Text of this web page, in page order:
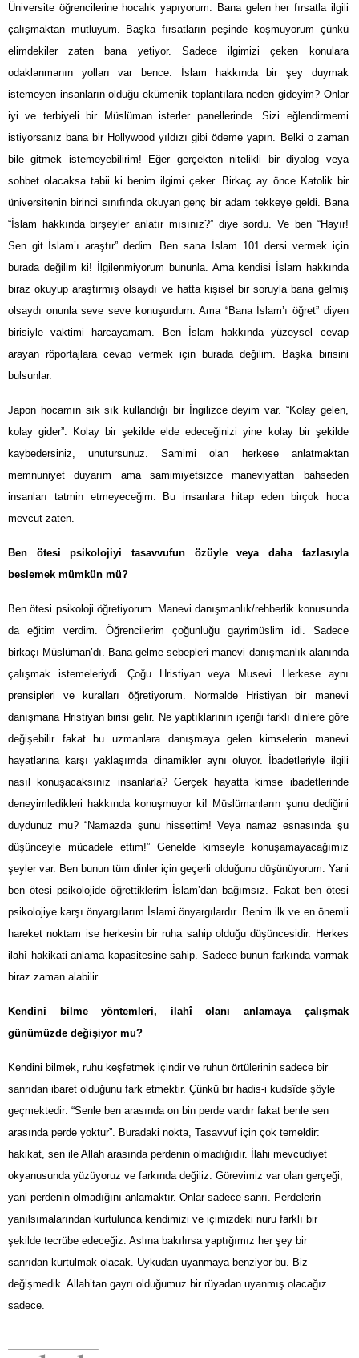
Üniversite öğrencilerine hocalık yapıyorum. Bana gelen her fırsatla ilgili
çalışmaktan mutluyum. Başka fırsatların peşinde koşmuyorum çünkü
elimdekiler zaten bana yetiyor. Sadece ilgimizi çeken konulara
odaklanmanın yolları var bence. İslam hakkında bir şey duymak
istemeyen insanların olduğu ekümenik toplantılara neden gideyim? Onlar
iyi ve terbiyeli bir Müslüman isterler panellerinde. Sizi eğlendirmemi
istiyorsanız bana bir Hollywood yıldızı gibi ödeme yapın. Belki o zaman
bile gitmek istemeyebilirim! Eğer gerçekten nitelikli bir diyalog veya
sohbet olacaksa tabii ki benim ilgimi çeker. Birkaç ay önce Katolik bir
üniversitenin birinci sınıfında okuyan genç bir adam tekkeye geldi. Bana
“İslam hakkında birşeyler anlatır mısınız?” diye sordu. Ve ben “Hayır!
Sen git İslam’ı araştır” dedim. Ben sana İslam 101 dersi vermek için
burada değilim ki! İlgilenmiyorum bununla. Ama kendisi İslam hakkında
biraz okuyup araştırmış olsaydı ve hatta kişisel bir soruyla bana gelmiş
olsaydı onunla seve seve konuşurdum. Ama “Bana İslam’ı öğret” diyen
birisiyle vaktimi harcayamam. Ben İslam hakkında yüzeysel cevap
arayan röportajlara cevap vermek için burada değilim. Başka birisini
bulsunlar.
Japon hocamın sık sık kullandığı bir İngilizce deyim var. “Kolay gelen,
kolay gider”. Kolay bir şekilde elde edeceğinizi yine kolay bir şekilde
kaybedersiniz, unutursunuz. Samimi olan herkese anlatmaktan
memnuniyet duyarım ama samimiyetsizce maneviyattan bahseden
insanları tatmin etmeyeceğim. Bu insanlara hitap eden birçok hoca
mevcut zaten.
Ben ötesi psikolojiyi tasavvufun özüyle veya daha fazlasıyla
beslemek mümkün mü?
Ben ötesi psikoloji öğretiyorum. Manevi danışmanlık/rehberlik konusunda
da eğitim verdim. Öğrencilerim çoğunluğu gayrimüslim idi. Sadece
birkaçı Müslüman’dı. Bana gelme sebepleri manevi danışmanlık alanında
çalışmak istemeleriydi. Çoğu Hristiyan veya Musevi. Herkese aynı
prensipleri ve kuralları öğretiyorum. Normalde Hristiyan bir manevi
danışmana Hristiyan birisi gelir. Ne yaptıklarının içeriği farklı dinlere göre
değişebilir fakat bu uzmanlara danışmaya gelen kimselerin manevi
hayatlarına karşı yaklaşımda dinamikler aynı oluyor. İbadetleriyle ilgili
nasıl konuşacaksınız insanlarla? Gerçek hayatta kimse ibadetlerinde
deneyimledikleri hakkında konuşmuyor ki! Müslümanların şunu dediğini
duydunuz mu? “Namazda şunu hissettim! Veya namaz esnasında şu
düşünceyle mücadele ettim!” Genelde kimseyle konuşamayacağımız
şeyler var. Ben bunun tüm dinler için geçerli olduğunu düşünüyorum. Yani
ben ötesi psikolojide öğrettiklerim İslam’dan bağımsız. Fakat ben ötesi
psikolojiye karşı önyargılarım İslami önyargılardır. Benim ilk ve en önemli
hareket noktam ise herkesin bir ruha sahip olduğu düşüncesidir. Herkes
ilahî hakikati anlama kapasitesine sahip. Sadece bunun farkında varmak
biraz zaman alabilir.
Kendini bilme yöntemleri, ilahî olanı anlamaya çalışmak
günümüzde değişiyor mu?
Kendini bilmek, ruhu keşfetmek içindir ve ruhun örtülerinin sadece bir
sanrıdan ibaret olduğunu fark etmektir. Çünkü bir hadis-i kudsîde şöyle
geçmektedir: “Senle ben arasında on bin perde vardır fakat benle sen
arasında perde yoktur”. Buradaki nokta, Tasavvuf için çok temeldir:
hakikat, sen ile Allah arasında perdenin olmadığıdır. İlahi mevcudiyet
okyanusunda yüzüyoruz ve farkında değiliz. Görevimiz var olan gerçeği,
yani perdenin olmadığını anlamaktır. Onlar sadece sanrı. Perdelerin
yanılsımalarından kurtulunca kendimizi ve içimizdeki nuru farklı bir
şekilde tecrübe edeceğiz. Aslına bakılırsa yaptığımız her şey bir
sanrıdan kurtulmak olacak. Uykudan uyanmaya benziyor bu. Biz
değişmedik. Allah’tan gayrı olduğumuz bir rüyadan uyanmış olacağız
sadece.